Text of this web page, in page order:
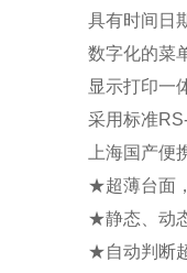
具有时间日
数字化的菜
显示打印一
采用标准
上海国产
★超薄台面
★静态、动
★自动判断